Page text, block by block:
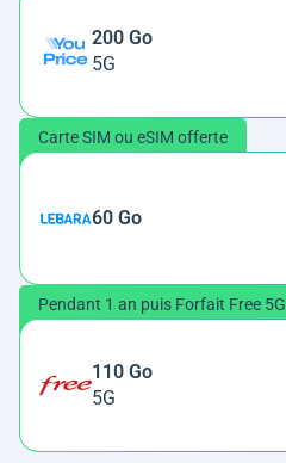
200 Go
5G
Carte SIM ou eSIM offerte
60 Go
Pendant 1 an puis Forfait Free 5G
110 Go
5G